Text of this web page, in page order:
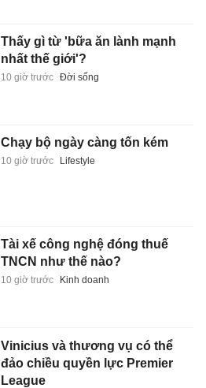
Thấy gì từ 'bữa ăn lành mạnh
nhất thế giới'?
10 giờ trước Đời sống
Chạy bộ ngày càng tốn kém
10 giờ trước Lifestyle
Tài xế công nghệ đóng thuế
TNCN như thế nào?
10 giờ trước Kinh doanh
Vinicius và thương vụ có thể
đảo chiều quyền lực Premier
League